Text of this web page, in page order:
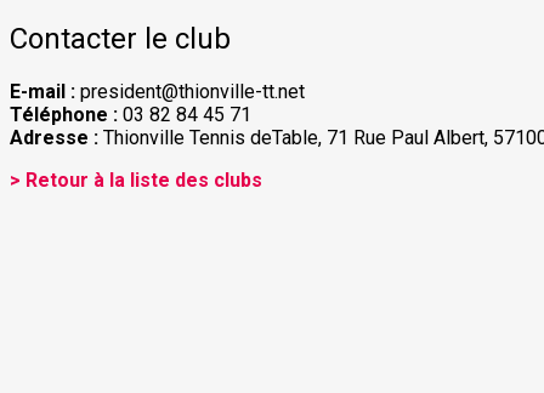
Contacter le club
E-mail : president@thionville-tt.net
Téléphone : 03 82 84 45 71
Adresse : Thionville Tennis deTable, 71 Rue Paul Albert,
> Retour à la liste des clubs